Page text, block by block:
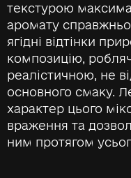
текстурою
аромату
ягідні відтінки
композицію,
реалістичною, не
основного смаку.
характер цього
враження та
ним протягом